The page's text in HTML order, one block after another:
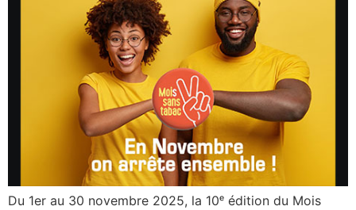
Du 1er au 30 novembre 2025, la 10ᵉ édition du Mois